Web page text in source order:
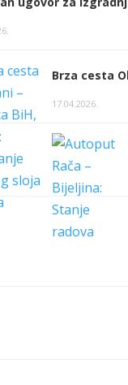
Brza cesta
17.04.2026.